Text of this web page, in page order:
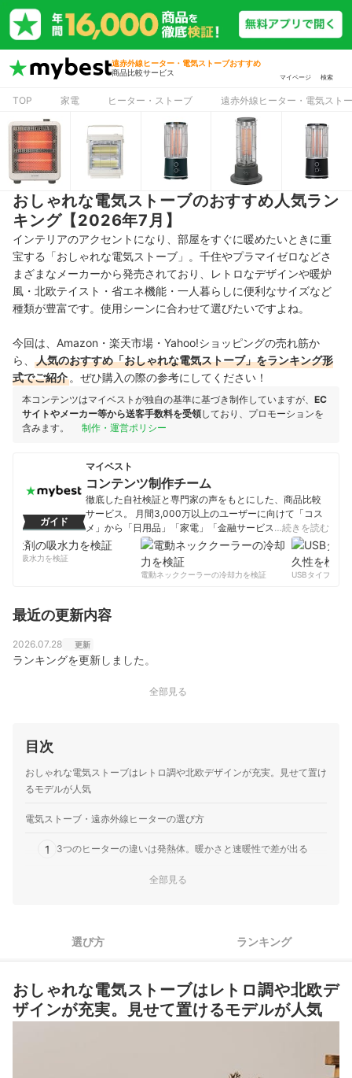
遠赤外線ヒーター・電気ストーブおすすめ
商品比較サービス
マイページ 検索
TOP 家電 ヒーター・ストーブ 遠赤外線ヒーター・電気スト
おしゃれな電気ストーブのおすすめ人気ラン
キング【2026年7月】
インテリアのアクセントになり、部屋をすぐに暖めたいときに重
宝する「おしゃれな電気ストーブ」。千住やプラマイゼロなどさ
まざまなメーカーから発売されており、レトロなデザインや暖炉
風・北欧テイスト・省エネ機能・一人暮らしに便利なサイズなど
種類が豊富です。使用シーンに合わせて選びたいですよね。
今回は、Amazon・楽天市場・Yahoo!ショッピングの売れ筋か
ら、
人気のおすすめ「おしゃれな電気ストーブ」をランキング形
式でご紹介 。ぜひ購入の際の参考にしてください！
本コンテンツはマイベストが独自の基準に基づき制作していますが、 EC
サイトやメーカー等から送客手数料を受領しており、プロモーションを
含みます。
制作・運営ポリシー
ガイド
マイベスト
コンテンツ制作チーム
徹底した自社検証と専門家の声をもとにした、商品比較
サービス。 月間3,000万以上のユーザーに向けて「コス
メ」から「日用品」「家電」「金融サービス」まで、ベ
ストな商品を選んでもらうために、毎日コンテンツを制
コンテンツ制作チームのプロフィール
…続きを読む
の吸水力を検証
電動ネッククーラーの冷却力を検証
USBタイプCケー
最近の更新内容
2026.07.28 更新
ランキングを更新しました。
全部見る
目次
おしゃれな電気ストーブはレトロ調や北欧デザインが充実。見せて置け
るモデルが人気
電気ストーブ・遠赤外線ヒーターの選び方
1 3つのヒーターの違いは発熱体。暖かさと速暖性で差が出る
狭い場所でも使いたいなら奥行25cm以下のものがおすすめ
おしゃれな電気ストーブの売れ筋ランキングもチェック！
全部見る
選び方 ランキング
おしゃれな電気ストーブはレトロ調や北欧デ
ザインが充実。見せて置けるモデルが人気